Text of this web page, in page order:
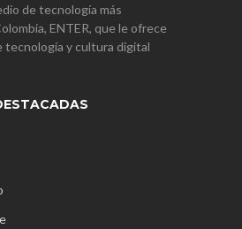
de tecnología más
ENTER, que le ofrece
tecnología y cultura digital